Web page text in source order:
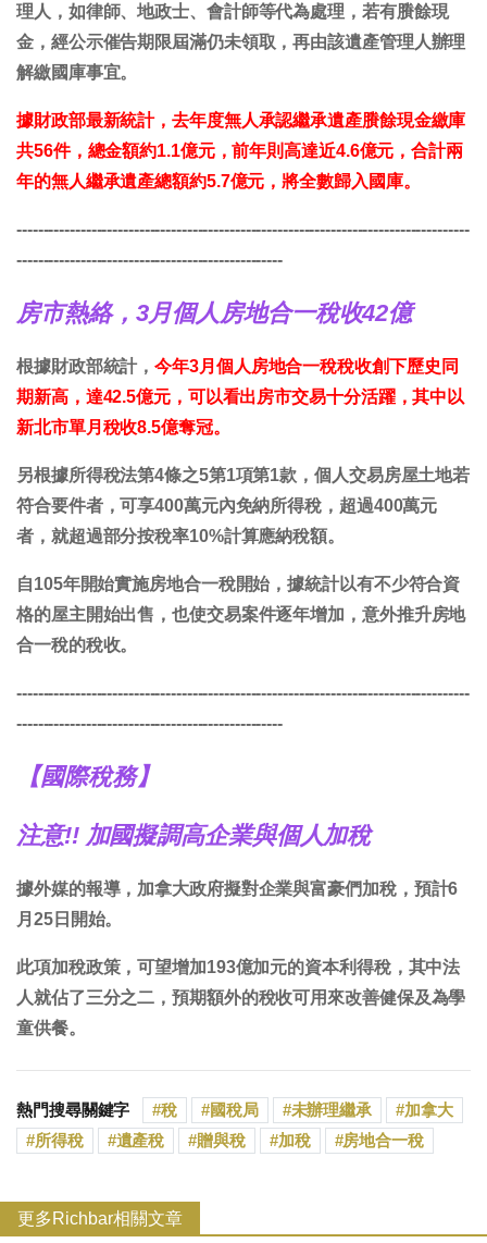
理人，如律師、地政士、會計師等代為處理，若有賸餘現
金，經公示催告期限屆滿仍未領取，再由該遺產管理人辦理
解繳國庫事宜。
據財政部最新統計，去年度無人承認繼承遺產賸餘現金繳庫
共56件，總金額約1.1億元，前年則高達近4.6億元，合計兩
年的無人繼承遺產總額約5.7億元，將全數歸入國庫。
-------------------------------------------------------------------------------------
--------------------------------------------------
房市熱絡，3月個人房地合一稅收42億
根據財政部統計，今年3月個人房地合一稅稅收創下歷史同
期新高，達42.5億元，可以看出房市交易十分活躍，其中以
新北市單月稅收8.5億奪冠。
另根據所得稅法第4條之5第1項第1款，個人交易房屋土地若
符合要件者，可享400萬元內免納所得稅，超過400萬元
者，就超過部分按稅率10%計算應納稅額。
自105年開始實施房地合一稅開始，據統計以有不少符合資
格的屋主開始出售，也使交易案件逐年增加，意外推升房地
合一稅的稅收。
-------------------------------------------------------------------------------------
--------------------------------------------------
【國際稅務】
注意!! 加國擬調高企業與個人加稅
據外媒的報導，加拿大政府擬對企業與富豪們加稅，預計6
月25日開始。
此項加稅政策，可望增加193億加元的資本利得稅，其中法
人就佔了三分之二，預期額外的稅收可用來改善健保及為學
童供餐。
熱門搜尋關鍵字 稅 國稅局 未辦理繼承
加拿大
所得稅
遺產稅 贈與稅 加稅 房地合一稅
更多Richbar相關文章